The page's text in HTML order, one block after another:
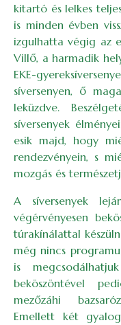
kitartó és lelkes
is minden évben
izgulhatta végig az
Villő, a harmadik
EKE-
síversenyen, ő
leküzdve.
síversenyek
esik majd, hogy
rendezvényein, s
mozgás és
A síversenyek
végérvényesen
túrakínálattal
még nincs
is
beköszöntével
mezőzáhi
Emellett két